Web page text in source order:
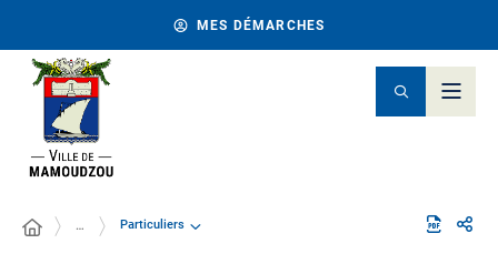
MES DÉMARCHES
… Particuliers